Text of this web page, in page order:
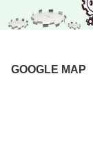
GOOGLE MAP